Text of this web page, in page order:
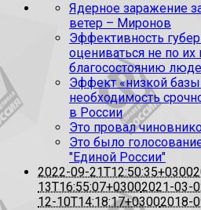
Ядерное заражение
ветер – Миронов
Эффективность
оцениваться не по их
благосостоянию
Эффект «низкой
необходимость
в России
Это провал
Это было
"Единой России"
2022-09-21T12:50:35+0300
13T16:55:07+03002021-03-
12-10T14:18:17+03002018-